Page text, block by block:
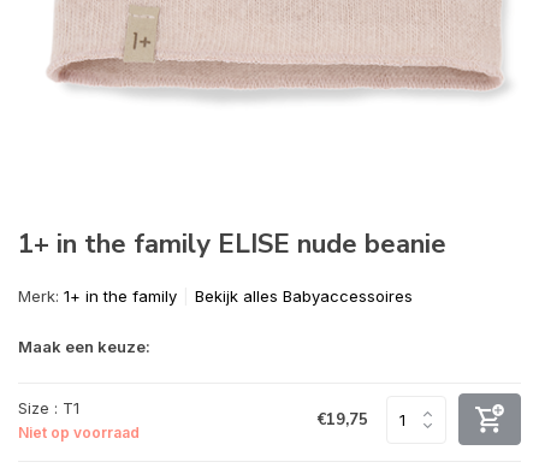
1+ in the family ELISE nude beanie
Merk: 1+ in the family Bekijk alles Babyaccessoires
Maak een keuze:
Size : T1
Niet op voorraad
€19,75